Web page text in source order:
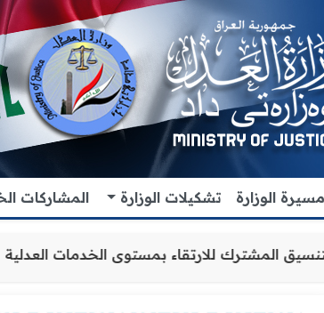
مسيرة الوزارة تشكيلات الوزارة المشاركات
تعزيز التعاون والتنسيق المشترك للارتقاء